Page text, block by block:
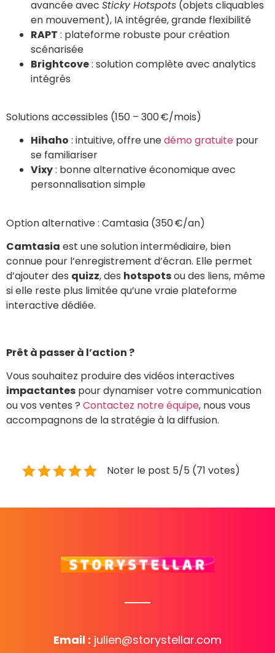
avancée avec Sticky Hotspots (objets cliquables
en mouvement), IA intégrée, grande flexibilité
RAPT : plateforme robuste pour création
scénarisée
Brightcove: solution complète avec analytics
intégrés
Solutions accessibles (150 – 300 €/mois)
Hihaho : intuitive, offre unedémo gratuite pour
se familiariser
Vixy: bonne alternative économique avec
personnalisation simple
Option alternative : Camtasia (350 €/an)
Camtasia est une solution intermédiaire, bien
connue pour l’enregistrement d’écran. Elle permet
d’ajouter des quizz, des hotspotsou des liens, même
si elle reste plus limitée qu’une vraie plateforme
interactive dédiée.
Prêt à passer à l’action ?
Vous souhaitez produire des vidéos interactives
impactantes pour dynamiser votre communication
ou vos ventes ? Contactez notre équipe, nous vous
accompagnons de la stratégie à la diffusion.
Noter le post 5/5 (71 votes)
Email : julien@storystellar.com